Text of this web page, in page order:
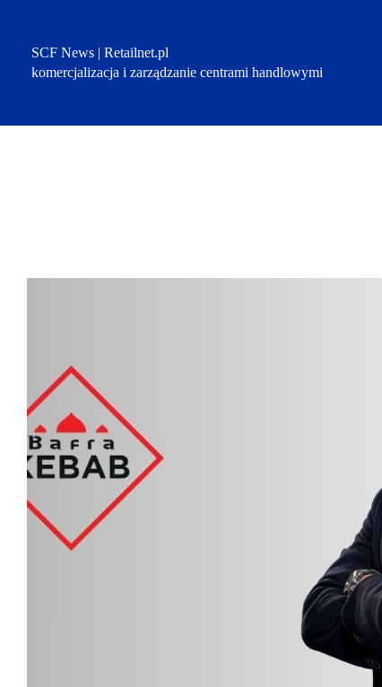
SCF News | Retailnet.pl
komercjalizacja i zarządzanie centrami handlowymi